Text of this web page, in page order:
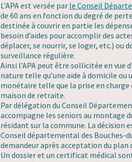
L’APA est versée par le Conseil
de 60 ans en fonction du degré de
destinée à couvrir en partie les
besoin d’aides pour accomplir des
déplacer, se nourrir, se loger, etc.) ou
surveillance régulière.
Ainsi l’APA peut être sollicitée en vue
nature telle qu’une aide à domicile
monétaire telle que la prise en charge
maison de retraite.
Par délégation du Conseil
accompagne les seniors au montage
résidant sur la commune. La décision
Conseil départemental des Bouches-
demandeur après acceptation du plan
Un dossier et un certificat médical